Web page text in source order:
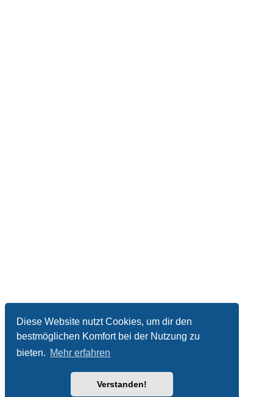
Diese Website nutzt Cookies, um dir den
bestmöglichen Komfort bei der Nutzung zu
bieten. Mehr erfahren
Verstanden!